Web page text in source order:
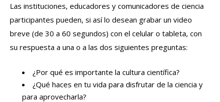
Las instituciones, educadores y comunicadores de ciencia
participantes pueden, si así lo desean grabar un video
breve (de 30 a 60 segundos) con el celular o tableta, con
su respuesta a una o a las dos siguientes preguntas:
¿Por qué es importante la cultura científica?
¿Qué haces en tu vida para disfrutar de la ciencia y
para aprovecharla?